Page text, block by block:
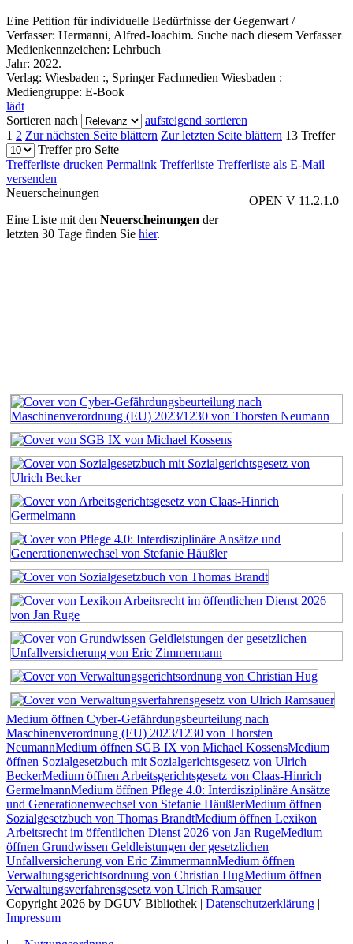
Eine Petition für individuelle Bedürfnisse der Gegenwart /
Verfasser: Hermanni, Alfred-Joachim. Suche nach diesem Verfasser
Medienkennzeichen: Lehrbuch
Jahr: 2022.
Verlag: Wiesbaden :, Springer Fachmedien Wiesbaden :
Mediengruppe: E-Book
lädt
Sortieren nach
aufsteigend sortieren
1 2 Zur nächsten Seite blättern Zur letzten Seite blättern 13 Treffer
Treffer pro Seite
Trefferliste drucken Permalink Trefferliste Trefferliste als E-Mail
versenden
OPEN V 11.2.1.0
Neuerscheinungen
Eine Liste mit den Neuerscheinungen der
letzten 30 Tage finden Sie hier.
Medium öffnen Cyber-Gefährdungsbeurteilung nach
Maschinenverordnung (EU) 2023/1230 von Thorsten
NeumannMedium öffnen SGB IX von Michael KossensMedium
öffnen Sozialgesetzbuch mit Sozialgerichtsgesetz von Ulrich
BeckerMedium öffnen Arbeitsgerichtsgesetz von Claas-Hinrich
GermelmannMedium öffnen Pflege 4.0: Interdisziplinäre Ansätze
und Generationenwechsel von Stefanie HäußlerMedium öffnen
Sozialgesetzbuch von Thomas BrandtMedium öffnen Lexikon
Arbeitsrecht im öffentlichen Dienst 2026 von Jan RugeMedium
öffnen Grundwissen Geldleistungen der gesetzlichen
Unfallversicherung von Eric ZimmermannMedium öffnen
Verwaltungsgerichtsordnung von Christian HugMedium öffnen
Verwaltungsverfahrensgesetz von Ulrich Ramsauer
Copyright 2026 by DGUV Bibliothek | Datenschutzerklärung |
Impressum